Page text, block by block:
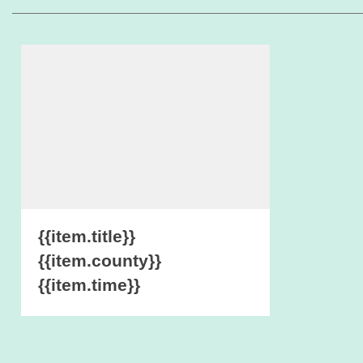
{{item.title}}
{{item.county}}
{{item.time}}